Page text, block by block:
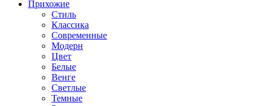
Прихожие
Стиль
Классика
Современные
Модерн
Цвет
Белые
Венге
Светлые
Темные